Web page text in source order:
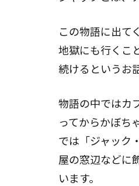
この物語に出て
地獄にも行くこ
続けるというお
物語の中ではカ
ってからかぼち
では「ジャック
屋の窓辺などに
います。